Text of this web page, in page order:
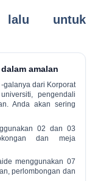
lalu untuk
amalan
galanya dari Korporat
pengendali
Anda akan sering
02 dan 03
dan meja
menggunakan 07
perlombongan dan